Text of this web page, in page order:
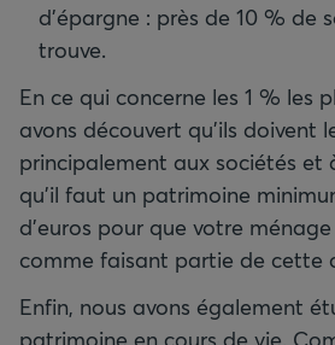
d’épargne : près de 10 % de
trouve.
En ce qui concerne les 1 % les
avons découvert qu’ils doivent
principalement aux sociétés et
qu’il faut un patrimoine
d’euros pour que votre
comme faisant partie de cette
Enfin, nous avons également
patrimoine en cours de vie.